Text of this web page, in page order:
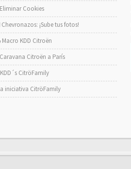
Eliminar Cookies
Chevronazos: ¡Sube tus fotos!
Macro KDD Citroën
Caravana Citroën a París
KDD´s CitröFamily
iniciativa CitröFamily